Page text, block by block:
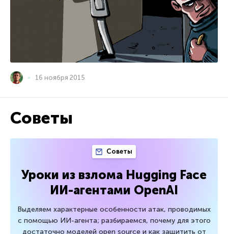
16 ноября 2015
Советы
Советы
Уроки из взлома Hugging Face
ИИ-агентами OpenAI
Выделяем характерные особенности атак, проводимых
с помощью ИИ-агента; разбираемся, почему для этого
достаточно моделей open source и как защитить от